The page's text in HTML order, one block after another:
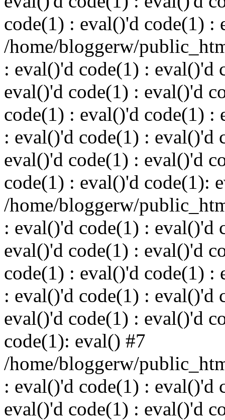
code(1) : eval()'d code(1) :
/home/bloggerw/
: eval()'d code(1) : eval()'d
eval()'d code(1) : eval()'d
code(1) : eval()'d code(1) :
: eval()'d code(1) : eval()'d
eval()'d code(1) : eval()'d
code(1) : eval()'d code(1):
/home/bloggerw/
: eval()'d code(1) : eval()'d
eval()'d code(1) : eval()'d
code(1) : eval()'d code(1) :
: eval()'d code(1) : eval()'d
eval()'d code(1) : eval()'d
code(1): eval() #7
/home/bloggerw/
: eval()'d code(1) : eval()'d
eval()'d code(1) : eval()'d